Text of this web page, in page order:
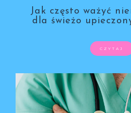
Jak często ważyć
dla świeżo
CZYTAJ